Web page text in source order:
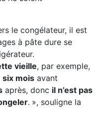
le congélateur, il est
à pâte dure se
vieille, par exemple,
six mois avant
après, donc il n’est pas
. », souligne la